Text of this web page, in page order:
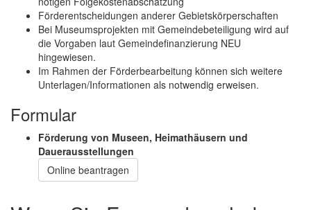
Förderentscheidungen anderer Gebietskörperschaften
Bei Museumsprojekten mit Gemeindebeteiligung wird auf
die Vorgaben laut Gemeindefinanzierung NEU
hingewiesen.
Im Rahmen der Förderbearbeitung können sich weitere
Unterlagen/Informationen als notwendig erweisen.
Formular
Förderung von Museen, Heimathäusern und
Dauerausstellungen
Online beantragen